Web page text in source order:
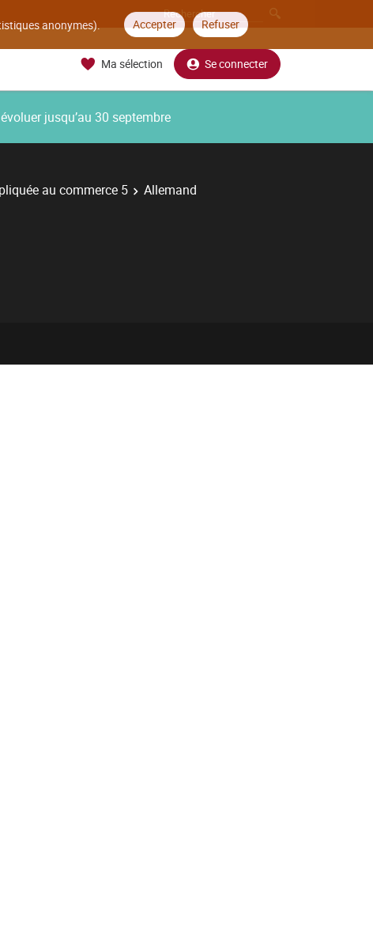
anonymes). Accepter Refuser
Ma sélection Se connecter
jusqu’au 30 septembre
au commerce 5 Allemand